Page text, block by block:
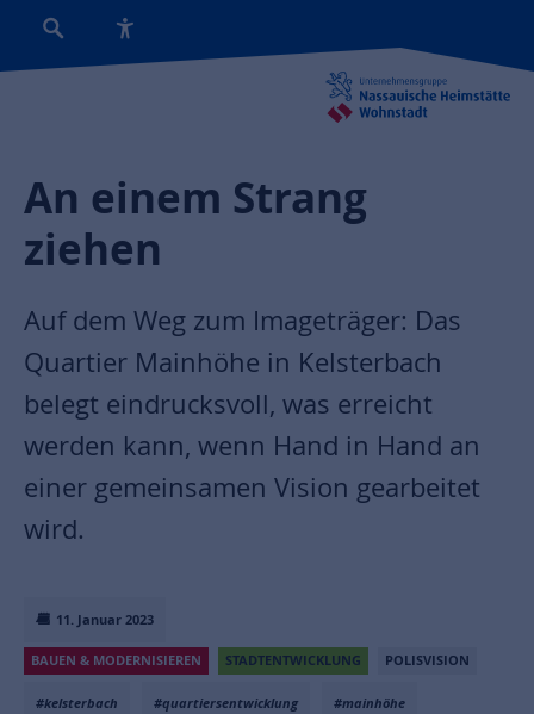
11. Januar 2023
BAUEN & MODERNISIEREN STADTENTWICKLUNG POLISVISION
#kelsterbach #quartiersentwicklung #mainhöhe
An einem Strang
ziehen
Auf dem Weg zum Imageträger: Das
Quartier Mainhöhe in Kelsterbach
belegt eindrucksvoll, was erreicht
werden kann, wenn Hand in Hand an
einer gemeinsamen Vision gearbeitet
wird.